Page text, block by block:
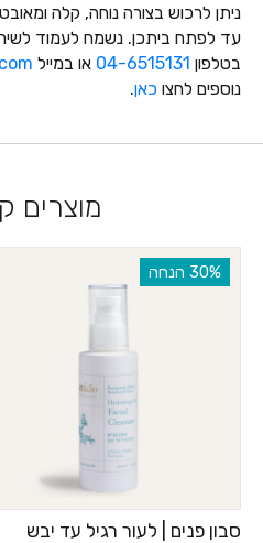
ניתן לרכוש בצורה נוחה, קלה
עד לפתח ביתכן. נשמח לעמוד
בטלפון 04-6515131 או במייל
נוספים לחצו כאן.
מוצרים
‫30% הנחה
סבון פנים | לעור רגיל עד יבש